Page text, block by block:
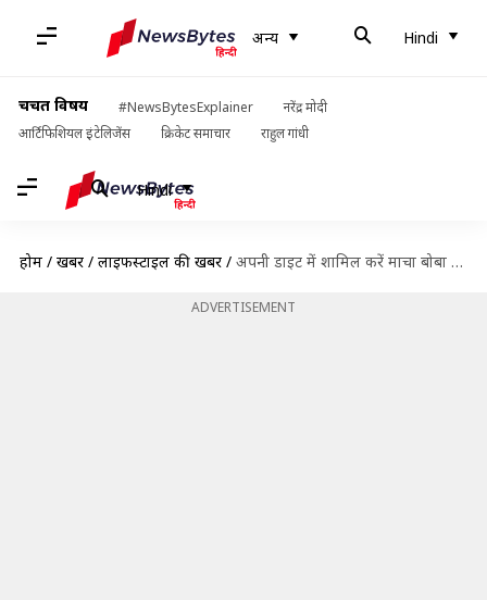
अन्य Hindi
चर्चित विषय #NewsBytesExplainer
नरेंद्र मोदी
आर्टिफिशियल इंटेलिजेंस
क्रिकेट समाचार राहुल गांधी
Hindi
होम / खबरें / लाइफस्टाइल की खबरें / अपनी डाइट में शामिल करें माचा बोबा चाय, मिलेंगे ये 4 प्रमुख स्वास्थ्य लाभ; जानें रेसिपी
ADVERTISEMENT